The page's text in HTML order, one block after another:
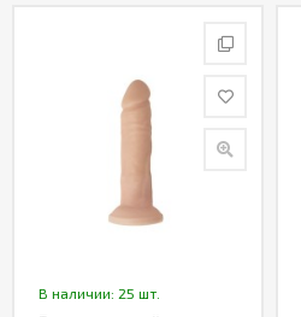
В наличии: 25 шт.